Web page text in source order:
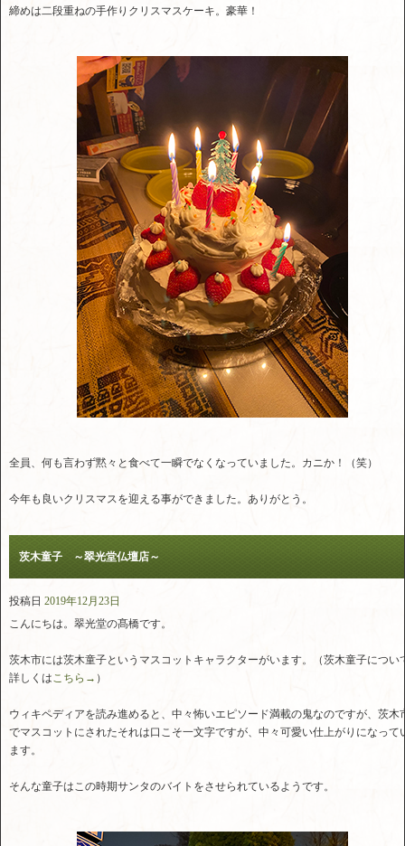
締めは二段重ねの手作りクリスマスケーキ。豪華！
全員、何も言わず黙々と食べて一瞬でなくなっていました。カニか！（笑）
今年も良いクリスマスを迎える事ができました。ありがとう。
茨木童子 ～翠光堂仏壇店～
投稿日 2019年12月23日
こんにちは。翠光堂の髙橋です。
茨木市には茨木童子というマスコットキャラクターがいます。（茨木童子につい
詳しくは こちら→ ）
ウィキペディアを読み進めると、中々怖いエピソード満載の鬼なのですが、茨木
でマスコットにされたそれは口こそ一文字ですが、中々可愛い仕上がりになって
ます。
そんな童子はこの時期サンタのバイトをさせられているようです。